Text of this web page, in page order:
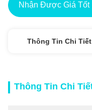
Nhận Được Giá Tốt
Thông Tin Chi Tiết
Thông Tin Chi